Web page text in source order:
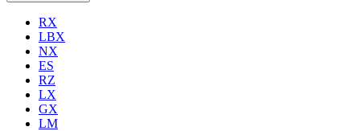
RX
LBX
NX
ES
RZ
LX
GX
LM